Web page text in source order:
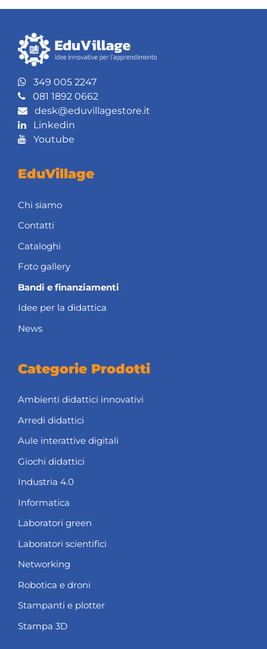
349 005 2247
081 1892 0662
desk@eduvillagestore.it
Linkedin
Youtube
EduVillage
Chi siamo
Contatti
Cataloghi
Foto gallery
Bandi e finanziamenti
Idee per la didattica
News
Categorie Prodotti
Ambienti didattici innovativi
Arredi didattici
Aule interattive digitali
Giochi didattici
Industria 4.0
Informatica
Laboratori green
Laboratori scientifici
Networking
Robotica e droni
Stampanti e plotter
Stampa 3D